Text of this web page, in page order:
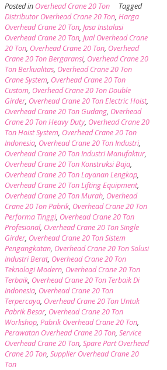
Posted in Overhead Crane 20 Ton
Tagged
Distributor Overhead Crane 20 Ton, Harga
Overhead Crane 20 Ton, Jasa Instalasi
Overhead Crane 20 Ton, Jual Overhead Crane
20 Ton, Overhead Crane 20 Ton, Overhead
Crane 20 Ton Bergaransi, Overhead Crane 20
Ton Berkualitas, Overhead Crane 20 Ton
Crane System, Overhead Crane 20 Ton
Custom, Overhead Crane 20 Ton Double
Girder, Overhead Crane 20 Ton Electric Hoist,
Overhead Crane 20 Ton Gudang, Overhead
Crane 20 Ton Heavy Duty, Overhead Crane 20
Ton Hoist System, Overhead Crane 20 Ton
Indonesia, Overhead Crane 20 Ton Industri,
Overhead Crane 20 Ton Industri Manufaktur,
Overhead Crane 20 Ton Konstruksi Baja,
Overhead Crane 20 Ton Layanan Lengkap,
Overhead Crane 20 Ton Lifting Equipment,
Overhead Crane 20 Ton Murah, Overhead
Crane 20 Ton Pabrik, Overhead Crane 20 Ton
Performa Tinggi, Overhead Crane 20 Ton
Profesional, Overhead Crane 20 Ton Single
Girder, Overhead Crane 20 Ton Sistem
Pengangkatan, Overhead Crane 20 Ton Solusi
Industri Berat, Overhead Crane 20 Ton
Teknologi Modern, Overhead Crane 20 Ton
Terbaik, Overhead Crane 20 Ton Terbaik Di
Indonesia, Overhead Crane 20 Ton
Terpercaya, Overhead Crane 20 Ton Untuk
Pabrik Besar, Overhead Crane 20 Ton
Workshop, Pabrik Overhead Crane 20 Ton,
Perawatan Overhead Crane 20 Ton, Service
Overhead Crane 20 Ton, Spare Part Overhead
Crane 20 Ton, Supplier Overhead Crane 20
Ton